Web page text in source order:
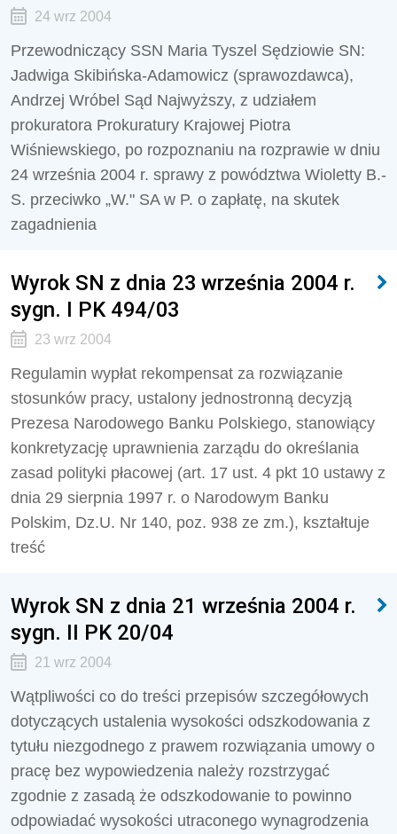
24 wrz 2004
Przewodniczący SSN Maria Tyszel Sędziowie SN:
Jadwiga Skibińska-Adamowicz (sprawozdawca),
Andrzej Wróbel Sąd Najwyższy, z udziałem
prokuratora Prokuratury Krajowej Piotra
Wiśniewskiego, po rozpoznaniu na rozprawie w dniu
24 września 2004 r. sprawy z powództwa Wioletty B.-
S. przeciwko „W." SA w P. o zapłatę, na skutek
zagadnienia
Wyrok SN z dnia 23 września 2004 r.
sygn. I PK 494/03
23 wrz 2004
Regulamin wypłat rekompensat za rozwiązanie
stosunków pracy, ustalony jednostronną decyzją
Prezesa Narodowego Banku Polskiego, stanowiący
konkretyzację uprawnienia zarządu do określania
zasad polityki płacowej (art. 17 ust. 4 pkt 10 ustawy z
dnia 29 sierpnia 1997 r. o Narodowym Banku
Polskim, Dz.U. Nr 140, poz. 938 ze zm.), kształtuje
treść
Wyrok SN z dnia 21 września 2004 r.
sygn. II PK 20/04
21 wrz 2004
Wątpliwości co do treści przepisów szczegółowych
dotyczących ustalenia wysokości odszkodowania z
tytułu niezgodnego z prawem rozwiązania umowy o
pracę bez wypowiedzenia należy rozstrzygać
zgodnie z zasadą że odszkodowanie to powinno
odpowiadać wysokości utraconego wynagrodzenia